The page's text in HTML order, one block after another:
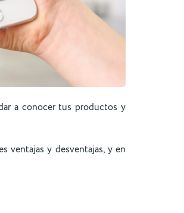
a conocer tus productos y
ventajas y desventajas, y en